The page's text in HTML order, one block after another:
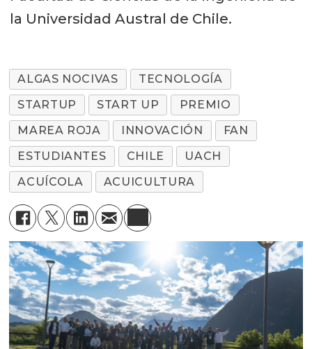
la Universidad Austral de Chile.
ALGAS NOCIVAS
TECNOLOGÍA
STARTUP
START UP
PREMIO
MAREA ROJA
INNOVACIÓN
FAN
ESTUDIANTES
CHILE
UACH
ACUÍCOLA
ACUICULTURA